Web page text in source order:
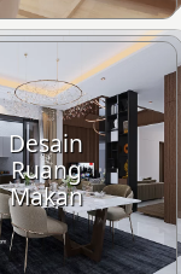
Desain
Ruang
Makan